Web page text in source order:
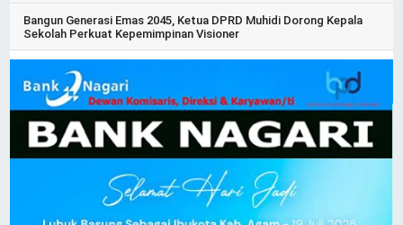
Bangun Generasi Emas 2045, Ketua DPRD Muhidi Dorong Kepala
Sekolah Perkuat Kepemimpinan Visioner